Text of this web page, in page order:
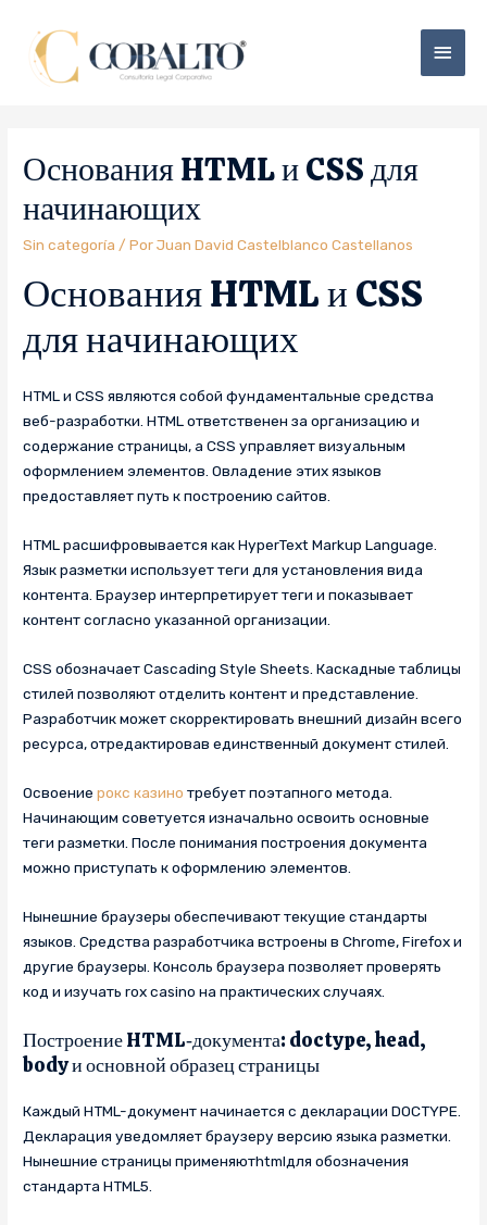
Основания HTML и CSS для
начинающих
Sin categoría / PorJuan David Castelblanco Castellanos
Основания HTML и CSS
для начинающих
HTML и CSS являются собой фундаментальные средства
веб-разработки. HTML ответственен за организацию и
содержание страницы, а CSS управляет визуальным
оформлением элементов. Овладение этих языков
предоставляет путь к построению сайтов.
HTML расшифровывается как HyperText Markup Language.
Язык разметки использует теги для установления вида
контента. Браузер интерпретирует теги и показывает
контент согласно указанной организации.
CSS обозначает Cascading Style Sheets. Каскадные таблицы
стилей позволяют отделить контент и представление.
Разработчик может скорректировать внешний дизайн всего
ресурса, отредактировав единственный документ стилей.
Освоениерокс казино требует поэтапного метода.
Начинающим советуется изначально освоить основные
теги разметки. После понимания построения документа
можно приступать к оформлению элементов.
Нынешние браузеры обеспечивают текущие стандарты
языков. Средства разработчика встроены в Chrome, Firefox и
другие браузеры. Консоль браузера позволяет проверять
код и изучать rox casino на практических случаях.
Построение HTML‑документа: doctype, head,
body и основной образец страницы
Каждый HTML-документ начинается с декларации DOCTYPE.
Декларация уведомляет браузеру версию языка разметки.
Нынешние страницы применяютhtmlдля обозначения
стандарта HTML5.